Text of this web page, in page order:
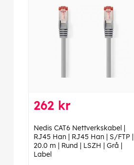
262 kr
Nedis CAT6 Nettverkskabel |
RJ45 Han | RJ45 Han | S/FTP |
20.0 m | Rund | LSZH | Grå |
Label